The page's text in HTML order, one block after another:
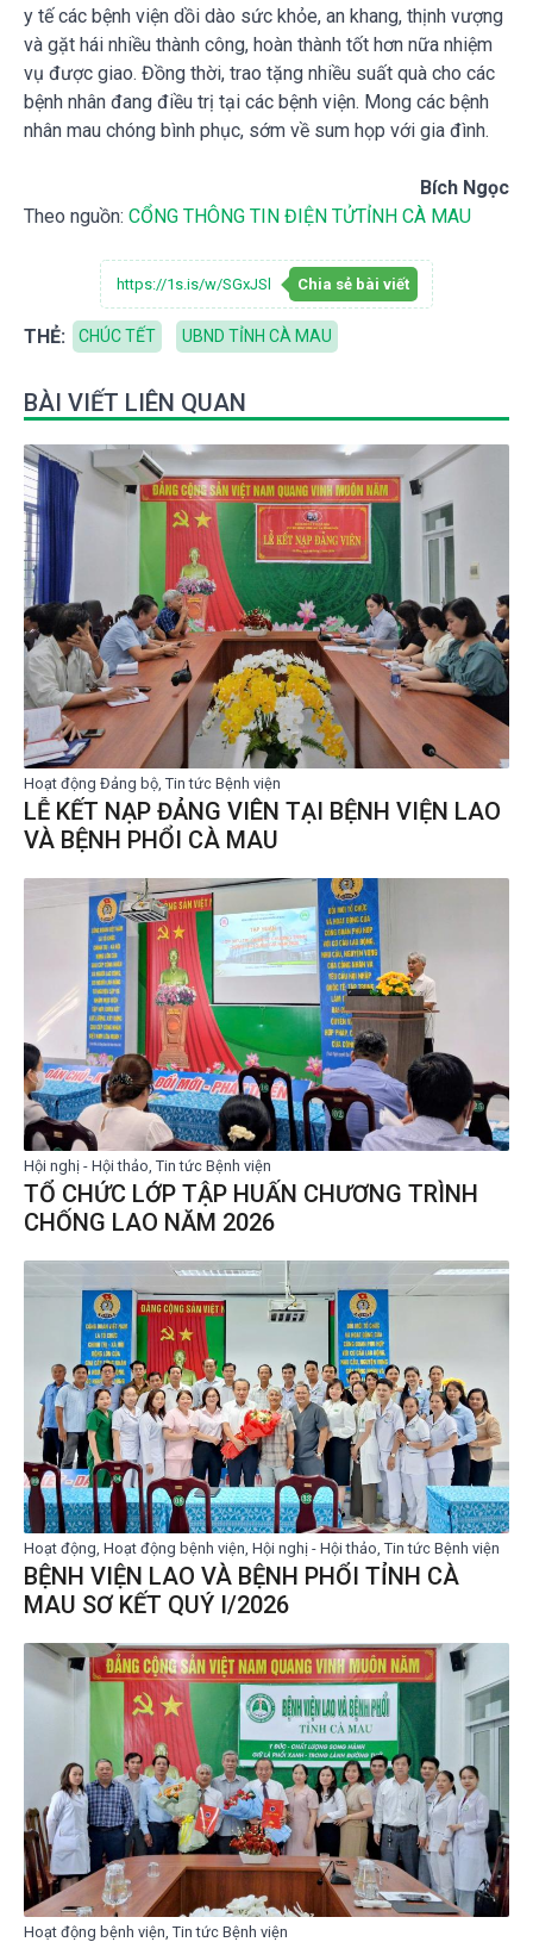
y tế các bệnh viện dồi dào sức khỏe, an khang, thịnh vượng
và gặt hái nhiều thành công, hoàn thành tốt hơn nữa nhiệm
vụ được giao. Đồng thời, trao tặng nhiều suất quà cho các
bệnh nhân đang điều trị tại các bệnh viện. Mong các bệnh
nhân mau chóng bình phục, sớm về sum họp với gia đình.
Bích Ngọc
Theo nguồn: CỔNG THÔNG TIN ĐIỆN TỬTỈNH CÀ MAU
https://1s.is/w/SGxJSl Chia sẻ bài viết
THẺ: CHÚC TẾT UBND TỈNH CÀ MAU
BÀI VIẾT LIÊN QUAN
Hoạt động Đảng bộ, Tin tức Bệnh viện
LỄ KẾT NẠP ĐẢNG VIÊN TẠI BỆNH VIỆN LAO
VÀ BỆNH PHỔI CÀ MAU
Hội nghị - Hội thảo, Tin tức Bệnh viện
TỔ CHỨC LỚP TẬP HUẤN CHƯƠNG TRÌNH
CHỐNG LAO NĂM 2026
Hoạt động, Hoạt động bệnh viện, Hội nghị - Hội thảo, Tin tức Bệnh viện
BỆNH VIỆN LAO VÀ BỆNH PHỔI TỈNH CÀ
MAU SƠ KẾT QUÝ I/2026
Hoạt động bệnh viện, Tin tức Bệnh viện